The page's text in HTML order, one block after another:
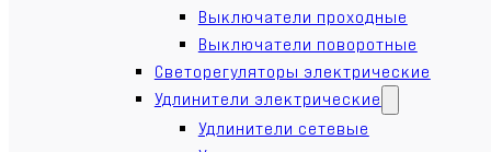
Выключатели проходные
Выключатели поворотные
Светорегуляторы электрические
Удлинители электрические
Удлинители сетевые